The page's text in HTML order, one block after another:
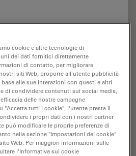
cookie e altre tecnologie di
dei dati fornitici direttamente
di contatto, per migliorare
siti Web, proporre all'utente pubblicità
alle sue interazioni con questi e altri
di condividere contenuti sui social media,
delle nostre campagne
"Accetta tutti i cookie", l'utente presta il
i propri dati con i nostri partner
può modificare le proprie preferenze di
nella sezione "Impostazioni dei cookie"
Web. Per maggiori informazioni sulle
l'Informativa sui cookie